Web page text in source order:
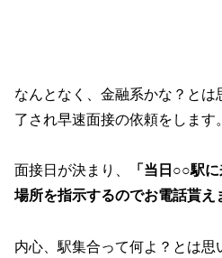
なんとなく、金融系かな？と
了され早速面接の依頼をします。
面接日が決まり、
「当日○○駅
場所を指示するのでお電話貰え
内心、駅集合って何よ？とは思